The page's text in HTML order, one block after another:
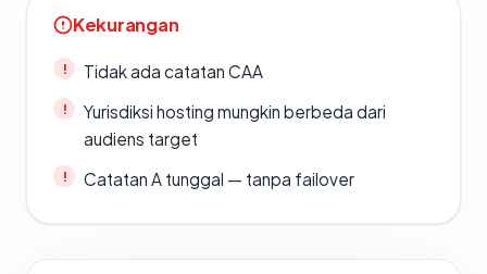
Kekurangan
Tidak ada catatan CAA
Yurisdiksi hosting mungkin berbeda dari
audiens target
Catatan A tunggal — tanpa failover